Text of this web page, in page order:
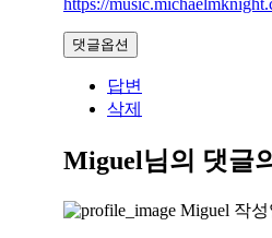
https://
댓글옵션
답변
삭제
Miguel님의 댓글
Miguel 작성